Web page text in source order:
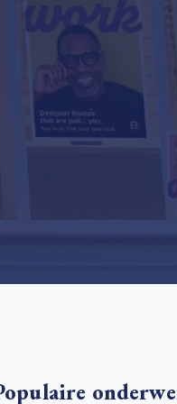
basis leggen voor het
voor het mkb: maak van